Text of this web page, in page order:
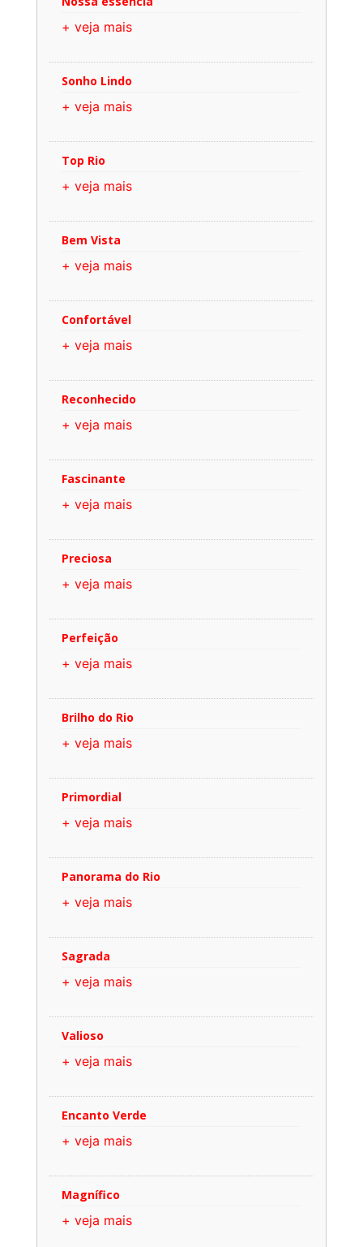
+ veja mais
Sonho Lindo
+ veja mais
Top Rio
+ veja mais
Bem Vista
+ veja mais
Confortável
+ veja mais
Reconhecido
+ veja mais
Fascinante
+ veja mais
Preciosa
+ veja mais
Perfeição
+ veja mais
Brilho do Rio
+ veja mais
Primordial
+ veja mais
Panorama do Rio
+ veja mais
Sagrada
+ veja mais
Valioso
+ veja mais
Encanto Verde
+ veja mais
Magnífico
+ veja mais